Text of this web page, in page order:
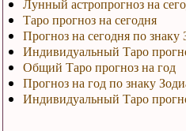
Таро прогноз на сегодня
Прогноз на сегодня по знаку
Индивидуальный Таро
Общий Таро прогноз на год
Прогноз на год по знаку
Индивидуальный Таро